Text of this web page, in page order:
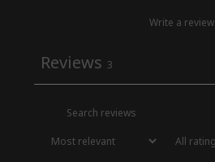
Write a review
Reviews 3